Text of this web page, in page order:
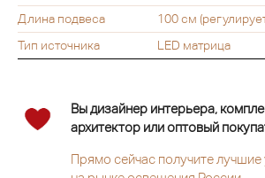
Длина подвеса
100 см
Тип источника
LED матрица
Вы дизайнер интерьера,
архитектор или оптовый
Прямо сейчас получите